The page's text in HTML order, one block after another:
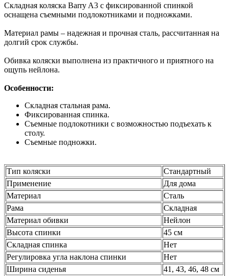
Складная коляска Barry A3 с фиксированной спинкой
оснащена съемными подлокотниками и подножками.
Материал рамы – надежная и прочная сталь, рассчитанная на
долгий срок службы.
Обивка коляски выполнена из практичного и приятного на
ощупь нейлона.
Особенности:
Складная стальная рама.
Фиксированная спинка.
Съемные подлокотники с возможностью подъехать к
столу.
Съемные подножки.
Тип коляски
Стандартный
Применение
Для дома
Материал
Сталь
Рама
Складная
Материал обивки
Нейлон
Высота спинки
45 см
Складная спинка
Нет
Регулировка угла наклона спинки
Нет
Ширина сиденья
41, 43, 46, 48 см